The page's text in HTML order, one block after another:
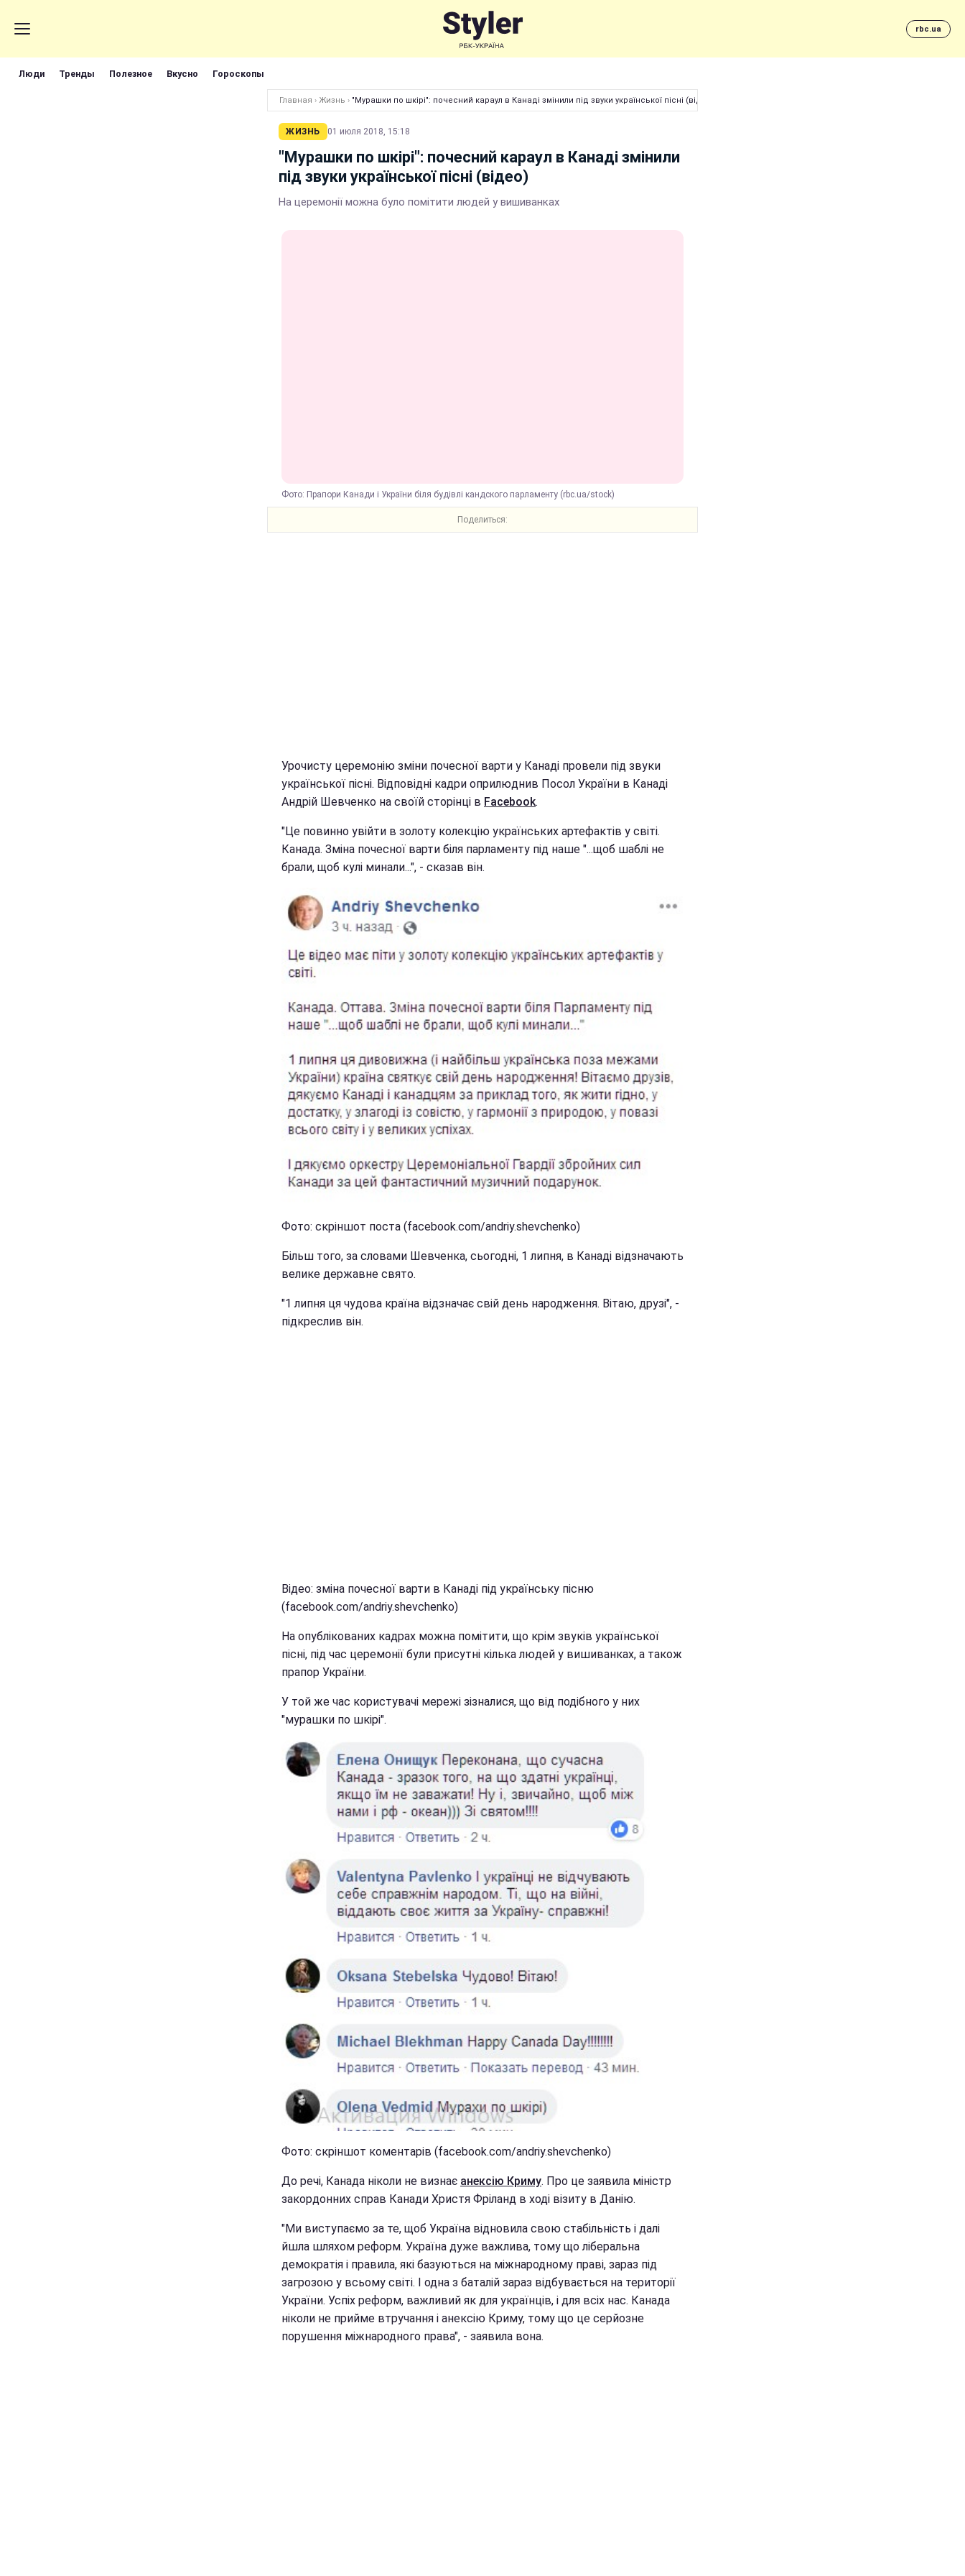
rbc.ua
Люди Тренды Полезное Вкусно Гороскопы
Главная › Жизнь › "Мурашки по шкірі": почесний караул в Канаді змінили під звуки української пісні (відео)
ЖИЗНЬ 01 июля 2018, 15:18
"Мурашки по шкірі": почесний караул в Канаді змінили
під звуки української пісні (відео)
На церемонії можна було помітити людей у вишиванках
Фото: Прапори Канади і України біля будівлі кандского парламенту (rbc.ua/stock)
Поделиться:
Урочисту церемонію зміни почесної варти у Канаді провели під звуки
української пісні. Відповідні кадри оприлюднив Посол України в Канаді
Андрій Шевченко на своїй сторінці в Facebook.
"Це повинно увійти в золоту колекцію українських артефактів у світі.
Канада. Зміна почесної варти біля парламенту під наше "...щоб шаблі не
брали, щоб кулі минали...", - сказав він.
Фото: скріншот поста (facebook.com/andriy.shevchenko)
Більш того, за словами Шевченка, сьогодні, 1 липня, в Канаді відзначають
велике державне свято.
"1 липня ця чудова країна відзначає свій день народження. Вітаю, друзі", -
підкреслив він.
Відео: зміна почесної варти в Канаді під українську пісню
(facebook.com/andriy.shevchenko)
На опублікованих кадрах можна помітити, що крім звуків української
пісні, під час церемонії були присутні кілька людей у вишиванках, а також
прапор України.
У той же час користувачі мережі зізналися, що від подібного у них
"мурашки по шкірі".
Фото: скріншот коментарів (facebook.com/andriy.shevchenko)
До речі, Канада ніколи не визнає анексію Криму. Про це заявила міністр
закордонних справ Канади Христя Фріланд в ході візиту в Данію.
"Ми виступаємо за те, щоб Україна відновила свою стабільність і далі
йшла шляхом реформ. Україна дуже важлива, тому що ліберальна
демократія і правила, які базуються на міжнародному праві, зараз під
загрозою у всьому світі. І одна з баталій зараз відбувається на території
України. Успіх реформ, важливий як для українців, і для всіх нас. Канада
ніколи не прийме втручання і анексію Криму, тому що це серйозне
порушення міжнародного права", - заявила вона.